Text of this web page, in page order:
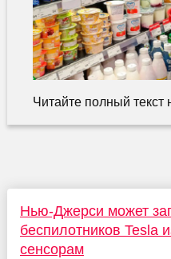
Читайте полный текст
Нью-Джерси может
беспилотников Tesla
сенсорам